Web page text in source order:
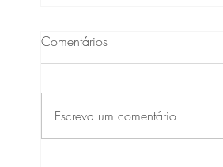
Comentários
Escreva um comentário